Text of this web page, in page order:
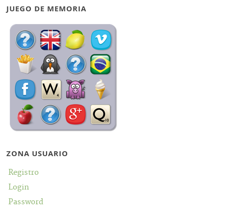
JUEGO DE MEMORIA
ZONA USUARIO
Registro
Login
Password